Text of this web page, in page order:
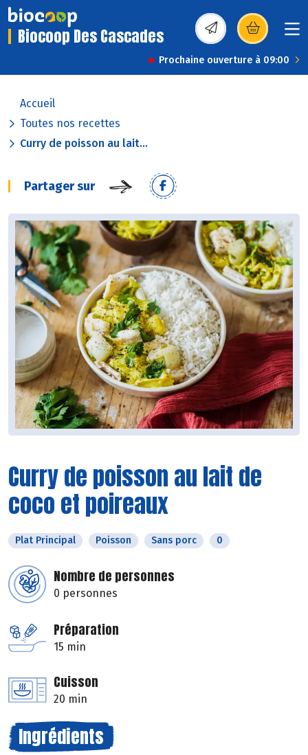
Biocoop Des Cascades (s’ouvre dans une
Prochaine ouverture à 09:00
Accueil
Toutes nos recettes
Curry de poisson au lait...
Partager sur
Curry de poisson au lait de
coco et poireaux
Plat Principal Poisson Sans porc 0
Nombre de personnes
0 personnes
Préparation
15 min
Cuisson
20 min
Ingrédients